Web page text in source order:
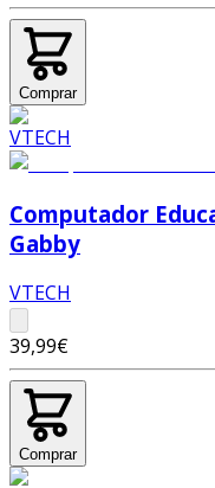
Comprar
Computador
Gabby
VTECH
39,99€
Comprar